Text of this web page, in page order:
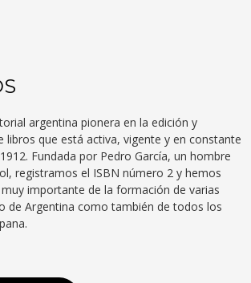
argentina pionera en la edición y
libros que está activa, vigente y en constante
Fundada por Pedro García, un hombre
registramos el ISBN número 2 y hemos
importante de la formación de varias
de Argentina como también de todos los